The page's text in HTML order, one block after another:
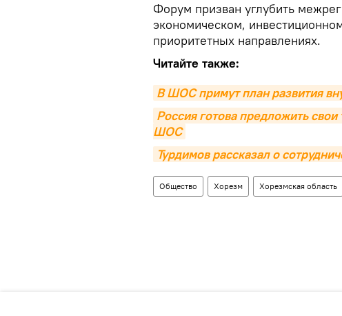
Форум призван углубить
экономическом,
приоритетных направлениях.
Читайте также:
В ШОС примут план развития
Россия готова предложить
ШОС
Турдимов рассказал о
Общество Хорезм Хорезмская область